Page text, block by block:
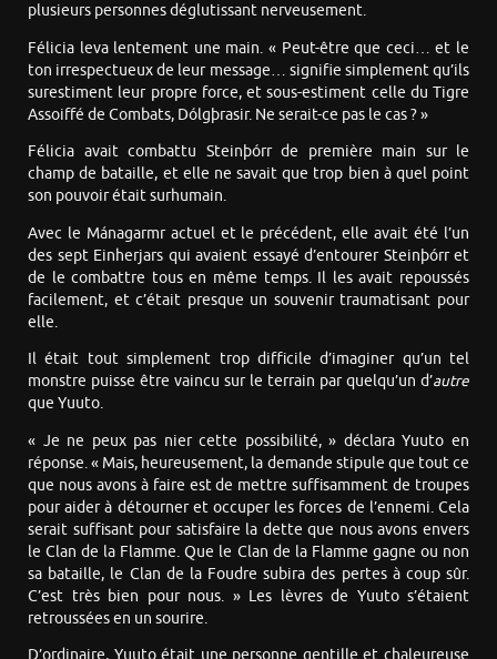
plusieurs personnes déglutissant nerveusement.
Félicia leva lentement une main. « Peut-être que ceci… et le
ton irrespectueux de leur message… signifie simplement qu’ils
surestiment leur propre force, et sous-estiment celle du Tigre
Assoiffé de Combats, Dólgþrasir. Ne serait-ce pas le cas ? »
Félicia avait combattu Steinþórr de première main sur le
champ de bataille, et elle ne savait que trop bien à quel point
son pouvoir était surhumain.
Avec le Mánagarmr actuel et le précédent, elle avait été l’un
des sept Einherjars qui avaient essayé d’entourer Steinþórr et
de le combattre tous en même temps. Il les avait repoussés
facilement, et c’était presque un souvenir traumatisant pour
elle.
Il était tout simplement trop difficile d’imaginer qu’un tel
monstre puisse être vaincu sur le terrain par quelqu’un d’autre
que Yuuto.
« Je ne peux pas nier cette possibilité, » déclara Yuuto en
réponse. « Mais, heureusement, la demande stipule que tout ce
que nous avons à faire est de mettre suffisamment de troupes
pour aider à détourner et occuper les forces de l’ennemi. Cela
serait suffisant pour satisfaire la dette que nous avons envers
le Clan de la Flamme. Que le Clan de la Flamme gagne ou non
sa bataille, le Clan de la Foudre subira des pertes à coup sûr.
C’est très bien pour nous. » Les lèvres de Yuuto s’étaient
retroussées en un sourire.